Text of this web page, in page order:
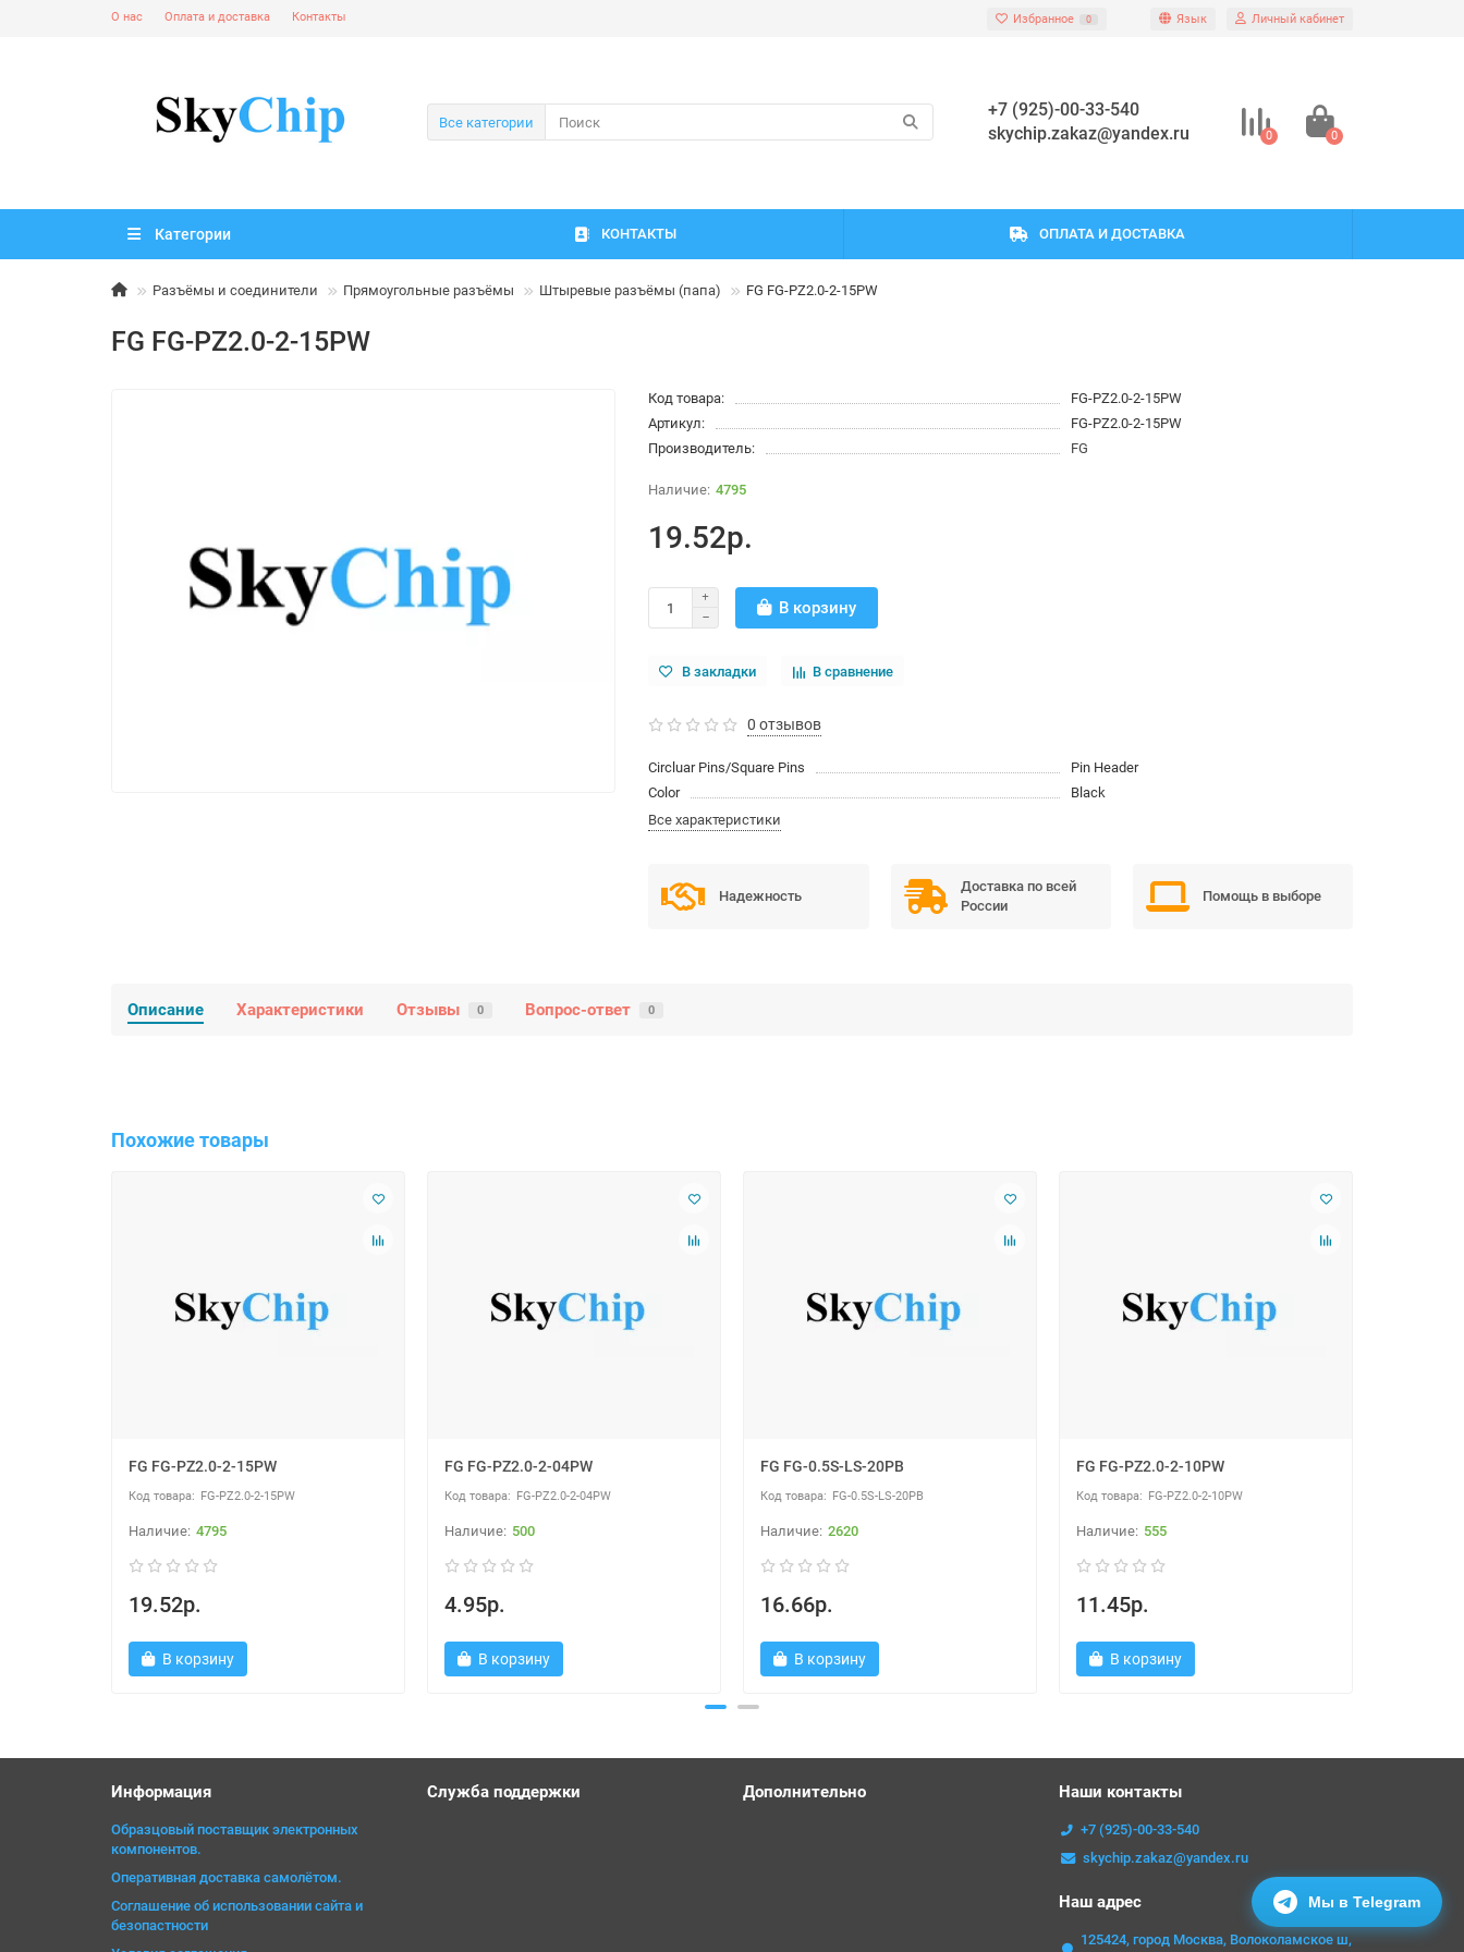
Мы в Telegram
О нас Оплата и доставка Контакты Избранное 0 Язык Личный кабинет
Все категории
+7 (925)-00-33-540
skychip.zakaz@yandex.ru
0 0
Категории КОНТАКТЫ ОПЛАТА И ДОСТАВКА
Разъёмы и соединители Прямоугольные разъёмы Штыревые разъёмы (папа) FG FG-PZ2.0-2-15PW
FG FG-PZ2.0-2-15PW
Код товара:
FG-PZ2.0-2-15PW
Артикул:
FG-PZ2.0-2-15PW
Производитель:
FG
4795
19.52р.
В корзину
В закладки В сравнение
0 отзывов
Circluar Pins/Square Pins
Pin Header
Color
Black
Все характеристики
Надежность
Доставка по всей
России
Помощь в выборе
Описание Характеристики Отзывы 0 Вопрос-ответ 0
Похожие товары
FG FG-PZ2.0-2-15PW
FG-PZ2.0-2-15PW
4795
19.52р.
В корзину
FG FG-PZ2.0-2-04PW
FG-PZ2.0-2-04PW
500
4.95р.
В корзину
FG FG-0.5S-LS-20PB
FG-0.5S-LS-20PB
2620
16.66р.
В корзину
FG FG-PZ2.0-2-10PW
FG-PZ2.0-2-10PW
555
11.45р.
В корзину
Информация
Образцовый поставщик электронных
компонентов.
Оперативная доставка самолётом.
Соглашение об использовании сайта и
безопастности
Служба поддержки Дополнительно Наши контакты
+7 (925)-00-33-540
skychip.zakaz@yandex.ru
Наш адрес
125424, город Москва, Волоколамское ш,